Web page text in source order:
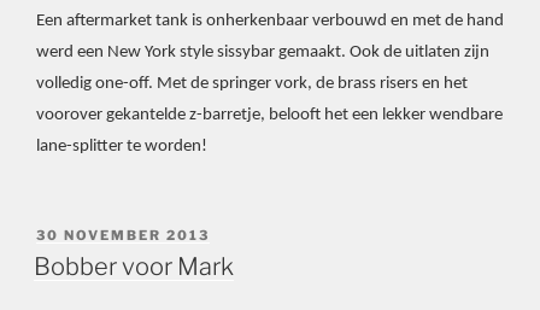
Een aftermarket tank is onherkenbaar verbouwd en met de hand
werd een New York style sissybar gemaakt. Ook de uitlaten zijn
volledig one-off. Met de springer vork, de brass risers en het
voorover gekantelde z-barretje, belooft het een lekker wendbare
lane-splitter te worden!
GEPLAATST
OP
30 NOVEMBER 2013
Bobber voor Mark